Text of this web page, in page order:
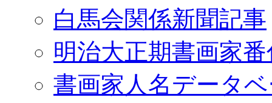
白馬会関係新聞記事
明治大正期書画家
書画家人名データ